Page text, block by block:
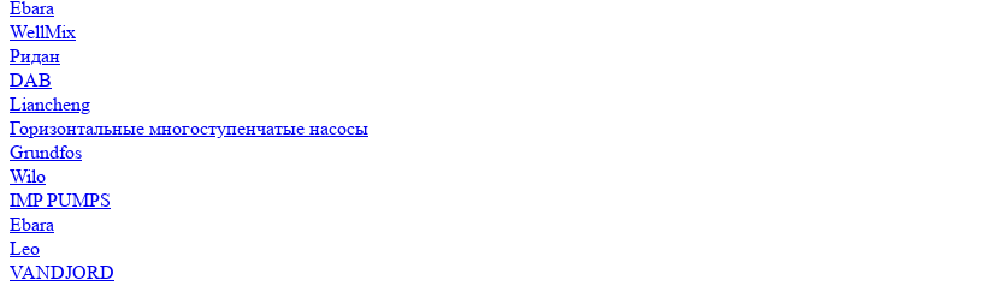
Ebara
WellMix
Ридан
DAB
Liancheng
Горизонтальные многоступенчатые насосы
Grundfos
Wilo
IMP PUMPS
Ebara
Leo
VANDJORD